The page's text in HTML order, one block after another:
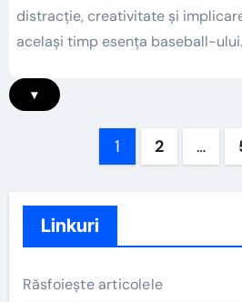
distracție, creativitate și
același timp esența baseball-ului.
▾
1 2 …
Linkuri
Răsfoiește articolele